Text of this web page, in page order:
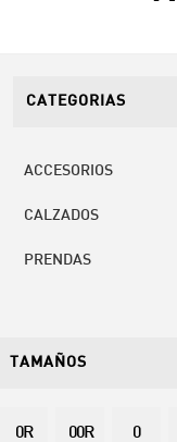
CATEGORIAS
ACCESORIOS
CALZADOS
PRENDAS
TAMAÑOS
0R 00R 0